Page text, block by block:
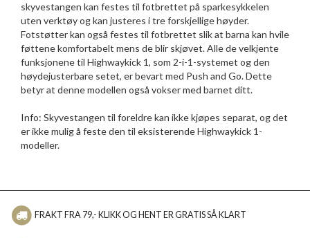
skyvestangen kan festes til fotbrettet på sparkesykkelen
uten verktøy og kan justeres i tre forskjellige høyder.
Fotstøtter kan også festes til fotbrettet slik at barna kan hvile
føttene komfortabelt mens de blir skjøvet. Alle de velkjente
funksjonene til Highwaykick 1, som 2-i-1-systemet og den
høydejusterbare setet, er bevart med Push and Go. Dette
betyr at denne modellen også vokser med barnet ditt.
Info: Skyvestangen til foreldre kan ikke kjøpes separat, og det
er ikke mulig å feste den til eksisterende Highwaykick 1-
modeller.
FRAKT FRA 79,- KLIKK OG HENT ER GRATIS SÅ KLART